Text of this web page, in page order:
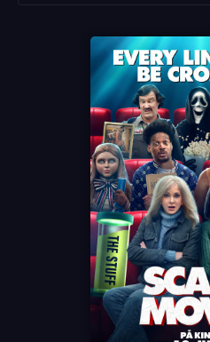
Marlon Wayans
Damon Wayans Jr.
Chris Elliott
Anthony Anderson
Sort komedie
Distributør
United International